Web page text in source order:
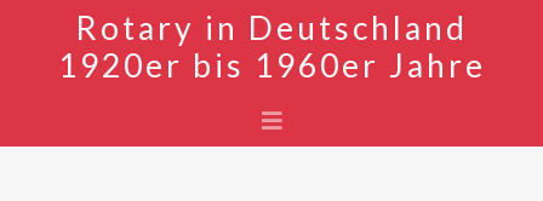
Rotary in Deutschland
1920er bis 1960er Jahre